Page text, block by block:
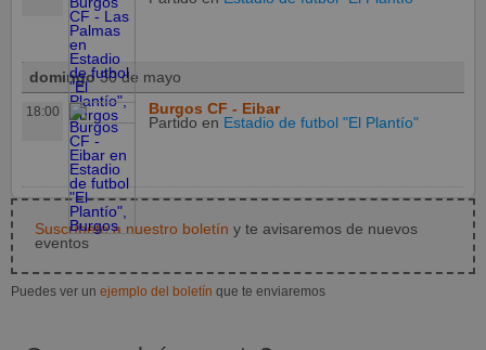
domingo30 de mayo
18:00
Burgos CF - Eibar
Partido en Estadio de futbol "El Plantío"
Suscríbete a nuestro boletín y te avisaremos de nuevos
eventos
Puedes ver un ejemplo del boletín que te enviaremos